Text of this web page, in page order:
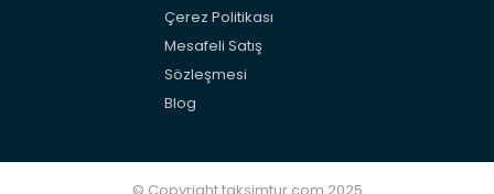
Çerez Politikası
Mesafeli Satış
Sözleşmesi
Blog